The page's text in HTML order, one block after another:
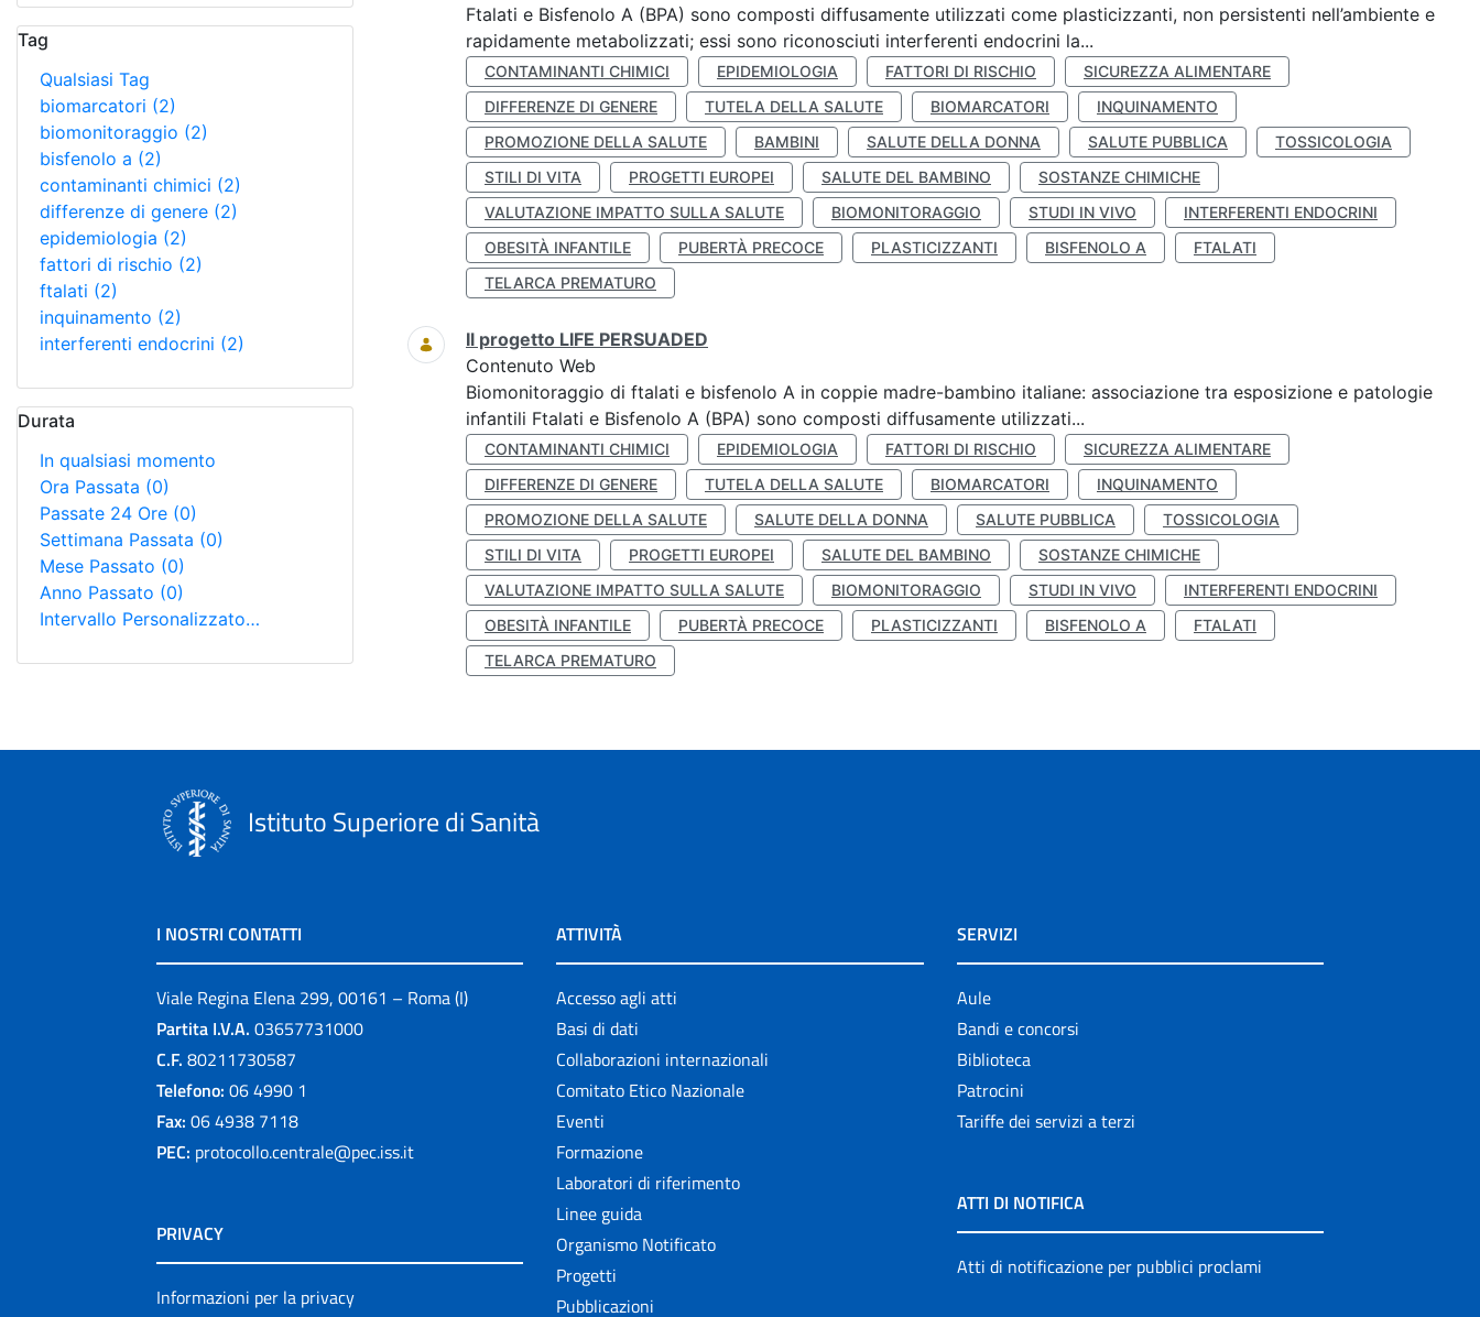
Tag
Qualsiasi Tag
biomarcatori (2)
biomonitoraggio (2)
bisfenolo a (2)
contaminanti chimici (2)
differenze di genere (2)
epidemiologia (2)
fattori di rischio (2)
ftalati (2)
inquinamento (2)
interferenti endocrini (2)
Durata
In qualsiasi momento
Ora Passata (0)
Passate 24 Ore (0)
Settimana Passata (0)
Mese Passato (0)
Anno Passato (0)
Intervallo Personalizzato…
Ftalati e Bisfenolo A (BPA) sono composti diffusamente utilizzati come plasticizzanti, non persistenti nell’ambiente e
rapidamente metabolizzati; essi sono riconosciuti interferenti endocrini la...
CONTAMINANTI CHIMICI EPIDEMIOLOGIA FATTORI DI RISCHIO
SICUREZZA ALIMENTARE
DIFFERENZE DI GENERE
TUTELA DELLA SALUTE BIOMARCATORI
INQUINAMENTO
PROMOZIONE DELLA SALUTE
BAMBINI SALUTE DELLA DONNA SALUTE PUBBLICA
TOSSICOLOGIA
STILI DI VITA
PROGETTI EUROPEI SALUTE DEL BAMBINO
SOSTANZE CHIMICHE
VALUTAZIONE IMPATTO SULLA SALUTE
BIOMONITORAGGIO STUDI IN VIVO
INTERFERENTI ENDOCRINI
OBESITÀ INFANTILE
PUBERTÀ PRECOCE PLASTICIZZANTI BISFENOLO A
FTALATI
TELARCA PREMATURO
Il progetto LIFE PERSUADED
Contenuto Web
Biomonitoraggio di ftalati e bisfenolo A in coppie madre-bambino italiane: associazione tra esposizione e patologie
infantili Ftalati e Bisfenolo A (BPA) sono composti diffusamente utilizzati...
CONTAMINANTI CHIMICI EPIDEMIOLOGIA FATTORI DI RISCHIO
SICUREZZA ALIMENTARE
DIFFERENZE DI GENERE
TUTELA DELLA SALUTE BIOMARCATORI
INQUINAMENTO
PROMOZIONE DELLA SALUTE
SALUTE DELLA DONNA SALUTE PUBBLICA
TOSSICOLOGIA
STILI DI VITA
PROGETTI EUROPEI SALUTE DEL BAMBINO
SOSTANZE CHIMICHE
VALUTAZIONE IMPATTO SULLA SALUTE
BIOMONITORAGGIO STUDI IN VIVO
INTERFERENTI ENDOCRINI
OBESITÀ INFANTILE
PUBERTÀ PRECOCE PLASTICIZZANTI BISFENOLO A
FTALATI
TELARCA PREMATURO
Istituto Superiore di Sanità
I NOSTRI CONTATTI
Viale Regina Elena 299, 00161 – Roma (I)
Partita I.V.A. 03657731000
C.F. 80211730587
Telefono: 06 4990 1
Fax: 06 4938 7118
PEC: protocollo.centrale@pec.iss.it
PRIVACY
Informazioni per la privacy
ATTIVITÀ
Accesso agli atti
Basi di dati
Collaborazioni internazionali
Comitato Etico Nazionale
Eventi
Formazione
Laboratori di riferimento
Linee guida
Organismo Notificato
Progetti
Pubblicazioni
SERVIZI
Aule
Bandi e concorsi
Biblioteca
Patrocini
Tariffe dei servizi a terzi
ATTI DI NOTIFICA
Atti di notificazione per pubblici proclami